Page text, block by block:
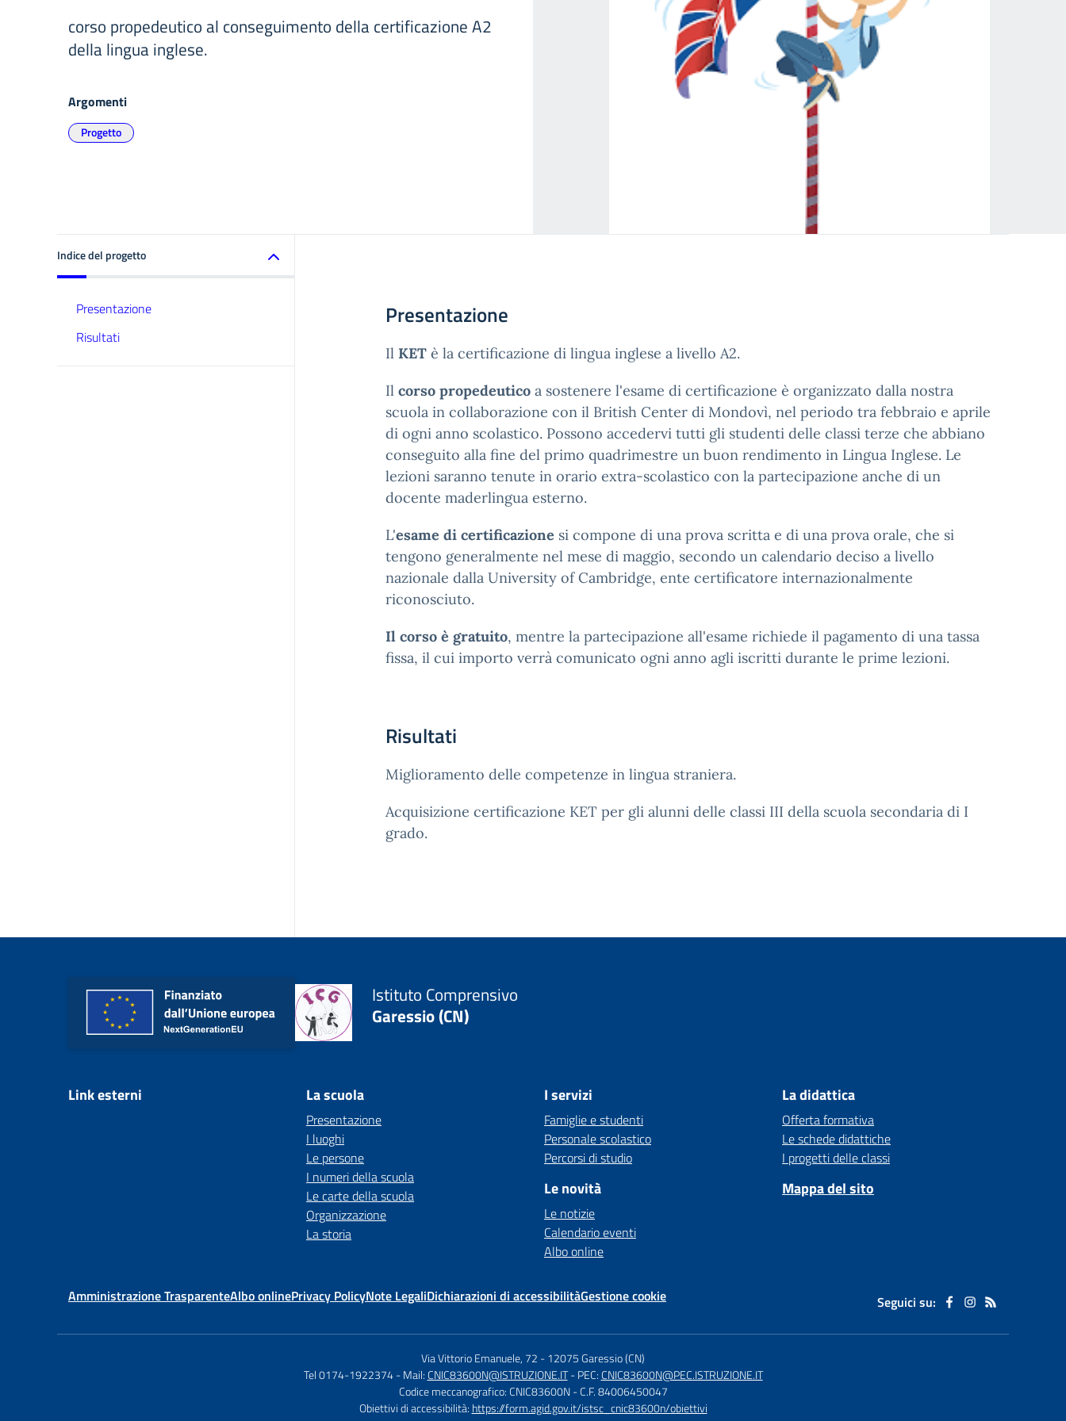
corso propedeutico al conseguimento della certificazione A2
della lingua inglese.
Argomenti
Progetto
Indice del progetto
Presentazione
Risultati
Presentazione
Il KET è la certificazione di lingua inglese a livello A2.
Il corso propedeutico a sostenere l'esame di certificazione è organizzato dalla nostra
scuola in collaborazione con il British Center di Mondovì, nel periodo tra febbraio e aprile
di ogni anno scolastico. Possono accedervi tutti gli studenti delle classi terze che abbiano
conseguito alla fine del primo quadrimestre un buon rendimento in Lingua Inglese. Le
lezioni saranno tenute in orario extra-scolastico con la partecipazione anche di un
docente maderlingua esterno.
L'esame di certificazione si compone di una prova scritta e di una prova orale, che si
tengono generalmente nel mese di maggio, secondo un calendario deciso a livello
nazionale dalla University of Cambridge, ente certificatore internazionalmente
riconosciuto.
Il corso è gratuito, mentre la partecipazione all'esame richiede il pagamento di una tassa
fissa, il cui importo verrà comunicato ogni anno agli iscritti durante le prime lezioni.
Risultati
Miglioramento delle competenze in lingua straniera.
Acquisizione certificazione KET per gli alunni delle classi III della scuola secondaria di I
grado.
Istituto Comprensivo
Garessio (CN)
Link esterni La scuola
Presentazione
I luoghi
Le persone
I numeri della scuola
Le carte della scuola
Organizzazione
La storia
I servizi
Famiglie e studenti
Personale scolastico
Percorsi di studio
Le novità
Le notizie
Calendario eventi
Albo online
La didattica
Offerta formativa
Le schede didattiche
I progetti delle classi
Mappa del sito
Amministrazione TrasparenteAlbo onlinePrivacy PolicyNote LegaliDichiarazioni di accessibilitàGestione cookie Seguici su:
Via Vittorio Emanuele, 72 -12075 Garessio (CN)
Tel 0174-1922374 - Mail:CNIC83600N@ISTRUZIONE.IT - PEC:CNIC83600N@PEC.ISTRUZIONE.IT
Codice meccanografico: CNIC83600N - C.F. 84006450047
Obiettivi di accessibilità: https://form.agid.gov.it/istsc_cnic83600n/obiettivi